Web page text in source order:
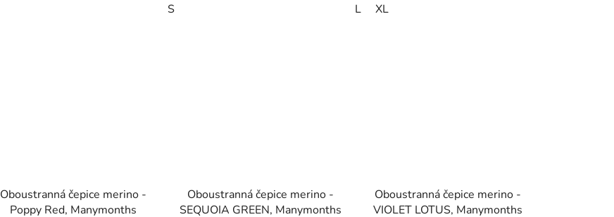
S L XL
Oboustranná čepice merino -
Poppy Red, Manymonths
Oboustranná čepice merino -
SEQUOIA GREEN, Manymonths
Oboustranná čepice merino -
VIOLET LOTUS, Manymonths